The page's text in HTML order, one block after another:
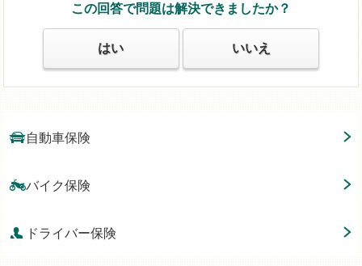
この回答で問題は解決できましたか？
はい いいえ
自動車保険
バイク保険
ドライバー保険